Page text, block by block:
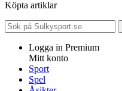
Köpta artiklar
Logga in Premium
Mitt konto
Sport
Spel